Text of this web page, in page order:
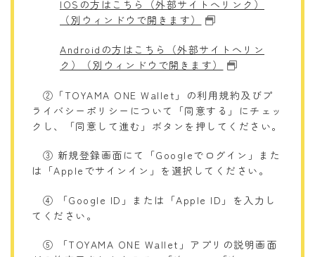
IOSの方はこちら（外部サイトへリンク）
（別ウィンドウで開きます）
Androidの方はこちら（外部サイトへリン
ク）（別ウィンドウで開きます）
②「TOYAMA ONE Wallet」の利用規約及びプ
ライバシーポリシーについて「同意する」にチェッ
クし、「同意して進む」ボタンを押してください。
③ 新規登録画面にて「Googleでログイン」また
は「Appleでサインイン」を選択してください。
④ 「Google ID」または「Apple ID」を入力し
てください。
⑤ 「TOYAMA ONE Wallet」アプリの説明画面